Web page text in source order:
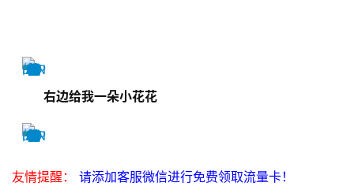
右边给我一朵小花花
友情提醒：
请添加客服微信进行免费领取流量卡！